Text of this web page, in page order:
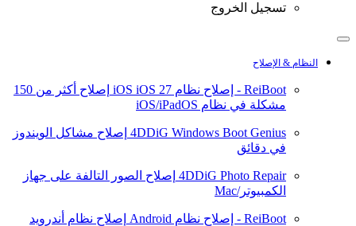
تسجيل الخروج
النظام & الإصلاح
ReiBoot - إصلاح نظام iOS iOS 27
إصلاح أكثر من 150
مشكلة في نظام iOS/iPadOS
4DDiG Windows Boot Genius إصلاح مشاكل الويندوز
في دقائق
4DDiG Photo Repair إصلاح الصور التالفة على جهاز
الكمبيوتر/Mac
ReiBoot - إصلاح نظام Android
إصلاح نظام أندرويد